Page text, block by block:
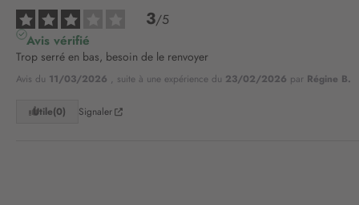
3/5
Avis vérifié
Trop serré en bas, besoin de le renvoyer
Avis du 11/03/2026 , suite à une expérience du 23/02/2026 par Régine B.
Utile(0) Signaler